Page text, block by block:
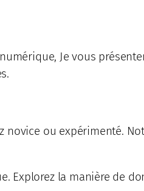
Je vous
novice ou expérimenté.
Explorez la manière de